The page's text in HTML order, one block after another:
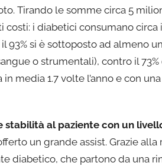
Tirando le somme circa 5
costi: i diabetici consumano circa
93% si è sottoposto ad almeno
o strumentali), contro il 73%
media 1.7 volte l’anno e con
al paziente con un
un grande assist. Grazie
diabetico, che partono da una